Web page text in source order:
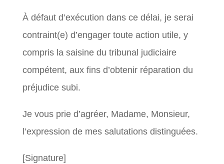
À défaut d’exécution dans ce délai, je serai
contraint(e) d’engager toute action utile, y
compris la saisine du tribunal judiciaire
compétent, aux fins d’obtenir réparation du
préjudice subi.
Je vous prie d’agréer, Madame, Monsieur,
l’expression de mes salutations distinguées.
[Signature]